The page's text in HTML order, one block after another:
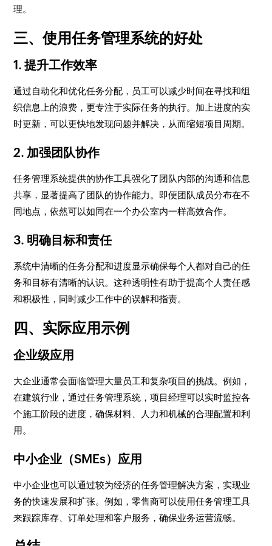
理。
三、使用任务管理系统的好处
1. 提升工作效率
通过自动化和优化任务分配，员工可以减少时间在寻找和组
织信息上的浪费，更专注于实际任务的执行。加上进度的实
时更新，可以更快地发现问题并解决，从而缩短项目周期。
2. 加强团队协作
任务管理系统提供的协作工具强化了团队内部的沟通和信息
共享，显著提高了团队的协作能力。即便团队成员分布在不
同地点，依然可以如同在一个办公室内一样高效合作。
3. 明确目标和责任
系统中清晰的任务分配和进度显示确保每个人都对自己的任
务和目标有清晰的认识。这种透明性有助于提高个人责任感
和积极性，同时减少工作中的误解和指责。
四、实际应用示例
企业级应用
大企业通常会面临管理大量员工和复杂项目的挑战。例如，
在建筑行业，通过任务管理系统，项目经理可以实时监控各
个施工阶段的进度，确保材料、人力和机械的合理配置和利
用。
中小企业（SMEs）应用
中小企业也可以通过较为经济的任务管理解决方案，实现业
务的快速发展和扩张。例如，零售商可以使用任务管理工具
来跟踪库存、订单处理和客户服务，确保业务运营流畅。